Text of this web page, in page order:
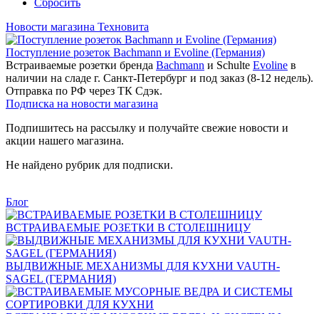
Сбросить
Новости магазина Техновита
Поступление розеток Bachmann и Evoline (Германия)
Встраиваемые розетки бренда Bachmann и Schulte Evoline в
наличии на сладе г. Санкт-Петербург и под заказ (8-12 недель).
Отправка по РФ через ТК Сдэк.
Подписка на новости магазина
Подпишитесь на рассылку и получайте свежие новости и
акции нашего магазина.
Не найдено рубрик для подписки.
Блог
ВСТРАИВАЕМЫЕ РОЗЕТКИ В СТОЛЕШНИЦУ
ВЫДВИЖНЫЕ МЕХАНИЗМЫ ДЛЯ КУХНИ VAUTH-
SAGEL (ГЕРМАНИЯ)